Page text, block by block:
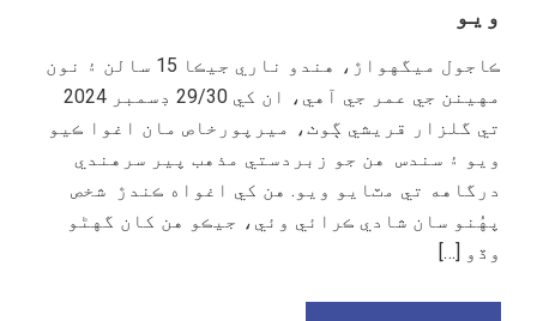
ويو
ڪاجول ميگهواڙ، هندو ناري جيڪا 15 سالن ۽ نون
مهينن جي عمر جي آهي، ان کي 29/30 ڊسمبر 2024
تي گلزار قريشي ڳوٺ، ميرپورخاص مان اغوا ڪيو
ويو ۽ سندس هن جو زبردستي مذهب پير سرهندي
درگاهه تي مٽايو ويو. هن کي اغواه ڪندڙ شخص
پهُنو سان شادي ڪرائي وئي، جيڪو هن کان گهڻو
وڏو […]